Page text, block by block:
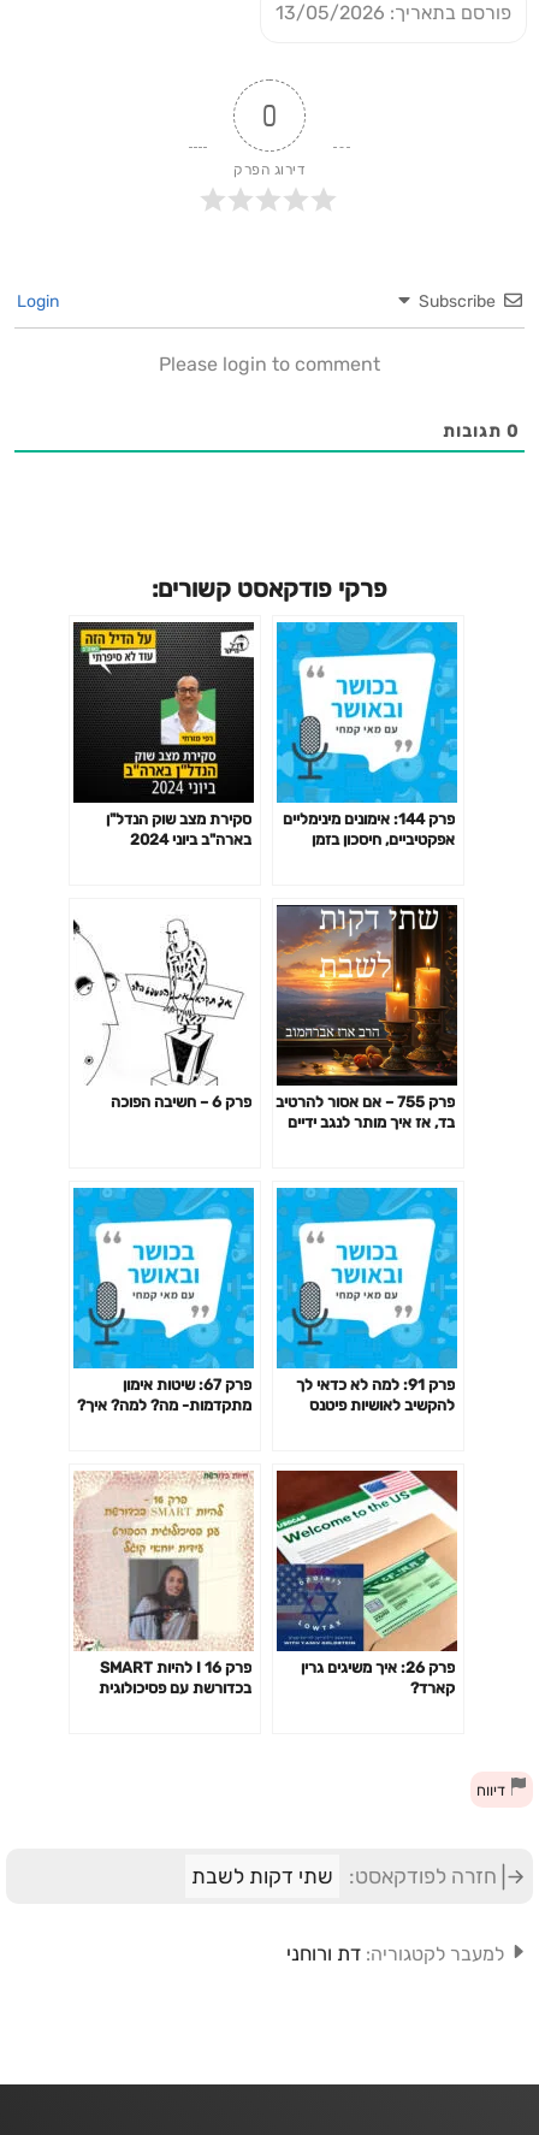
פורסם בתאריך: 13/05/2026
0
דירוג הפרק
Subscribe
Please login to comment
0 תגובות
פרקי פודקאסט קשורים:
פרק 144: אימונים מינימליים
אפקטיביים, חיסכון בזמן
סקירת מצב שוק הנדל"ן
בארה"ב ביוני 2024
פרק 755 – אם אסור להרטיב
בד, אז איך מותר לנגב ידיים
פרק 6 – חשיבה הפוכה
פרק 91: למה לא כדאי לך
להקשיב לאושיות פיטנס
שלך?
פרק 67: שיטות אימון
מתקדמות- מה? למה? איך?
פרק 26: איך משיגים גרין
קארד?
פרק 16 I להיות SMART
בכדורשת עם פסיכולוגית
דיווח
חזרה לפודקאסט: שתי דקות לשבת
למעבר לקטגוריה: דת ורוחני